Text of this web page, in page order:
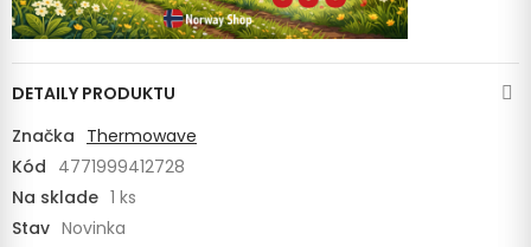
DETAILY PRODUKTU
Značka Thermowave
Kód 4771999412728
Na sklade 1 ks
Stav Novinka